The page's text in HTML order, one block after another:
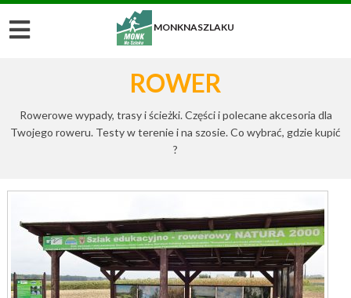
MONKNASZLAKU
ROWER
Rowerowe wypady, trasy i ścieżki. Części i polecane akcesoria dla
Twojego roweru. Testy w terenie i na szosie. Co wybrać, gdzie kupić
?